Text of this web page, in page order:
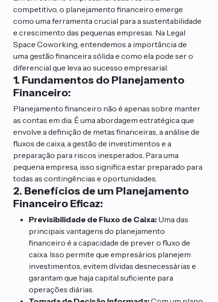
competitivo, o planejamento financeiro emerge
como uma ferramenta crucial para a sustentabilidade
e crescimento das pequenas empresas. Na Legal
Space Coworking, entendemos a importância de
uma gestão financeira sólida e como ela pode ser o
diferencial que leva ao sucesso empresarial.
1. Fundamentos do Planejamento
Financeiro:
Planejamento financeiro não é apenas sobre manter
as contas em dia. É uma abordagem estratégica que
envolve a definição de metas financeiras, a análise de
fluxos de caixa, a gestão de investimentos e a
preparação para riscos inesperados. Para uma
pequena empresa, isso significa estar preparado para
todas as contingências e oportunidades.
2. Benefícios de um Planejamento
Financeiro Eficaz:
Previsibilidade de Fluxo de Caixa:Uma das
principais vantagens do planejamento
financeiro é a capacidade de prever o fluxo de
caixa. Isso permite que empresários planejem
investimentos, evitem dívidas desnecessárias e
garantam que haja capital suficiente para
operações diárias.